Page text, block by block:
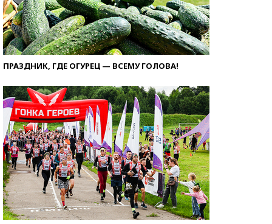
ПРАЗДНИК, ГДЕ ОГУРЕЦ — ВСЕМУ ГОЛОВА!